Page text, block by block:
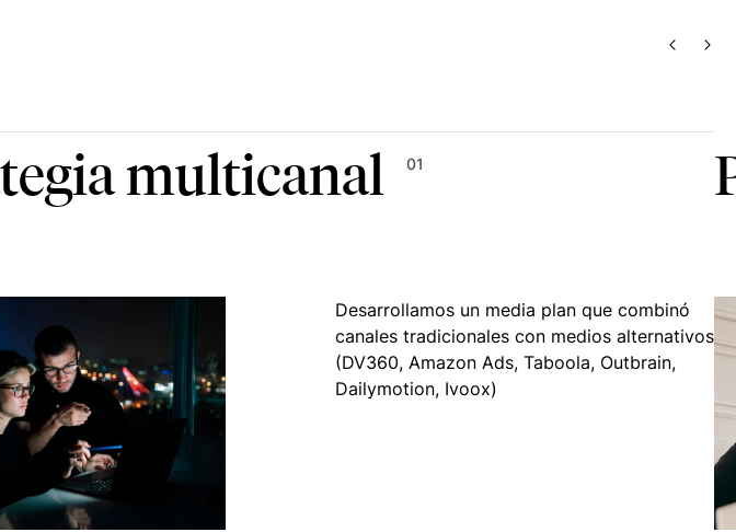
multicanal 01
Desarrollamos un media plan que combinó
canales tradicionales con medios alternativos
(DV360, Amazon Ads, Taboola, Outbrain,
Dailymotion, Ivoox)